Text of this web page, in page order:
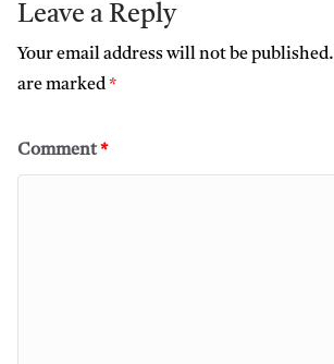
Leave a Reply
Your email address will not be published.
are marked*
Comment*